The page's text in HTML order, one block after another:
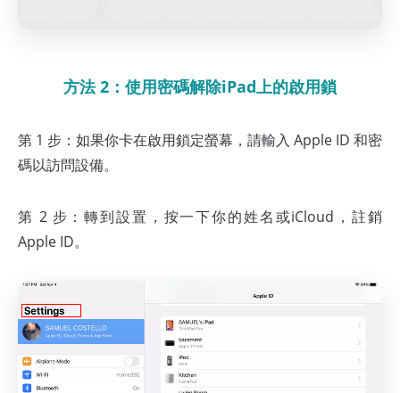
方法 2：使用密碼解除iPad上的啟用鎖
第 1 步：如果你卡在啟用鎖定螢幕，請輸入 Apple ID 和密
碼以訪問設備。
第 2 步：轉到設置，按一下你的姓名或iCloud，註銷
Apple ID。